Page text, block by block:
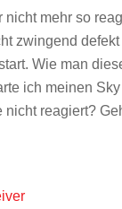
mehr so
zwingend
Wie man
ich meinen
nicht reagiert?